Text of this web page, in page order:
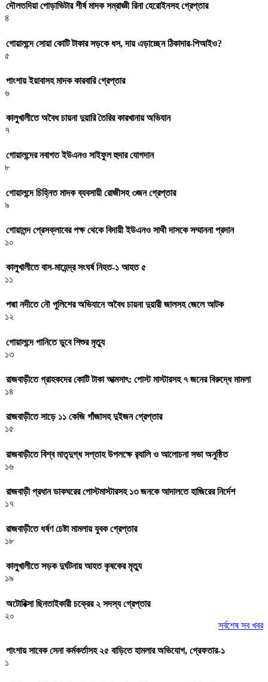
দৌলতদিয়া পোড়াভিটার শীর্ষ মাদক সম্রাজ্ঞী রিনা হেরোইনসহ গ্রেপ্তার
৪
গোয়ালন্দে সোয়া কোটি টাকার সড়কে ধস, দায় এড়াচ্ছেন ঠিকাদার-পিআইও?
৫
পাংশায় ইয়াবাসহ মাদক কারবারি গ্রেপ্তার
৬
কালুখালীতে অবৈধ চায়না দুয়ারি তৈরির কারখানায় অভিযান
৭
গোয়ালন্দের নবাগত ইউএনও সাইফুল হুদার যোগদান
৮
গোয়ালন্দে চিহ্নিত মাদক ব্যবসায়ী রোজীসহ ৩জন গ্রেপ্তার
৯
গোয়ালন্দ প্রেসক্লাবের পক্ষ থেকে বিদায়ী ইউএনও সাথী দাসকে সম্মাননা প্রদান
১০
কালুখালীতে বাস-মাহেন্দ্র সংঘর্ষ নিহত-১ আহত ৫
১১
পদ্মা নদীতে নৌ পুলিশের অভিযানে অবৈধ চায়না দুয়ারী জালসহ জেলে আটক
১২
গোয়ালন্দে পানিতে ডুবে শিশুর মৃত্যু
১৩
রাজবাড়ীতে গ্রাহকদের কোটি টাকা আত্মসাৎ: পোস্ট মাস্টারসহ ৭ জনের বিরুদ্ধে মামলা
১৪
রাজবাড়ীতে সাড়ে ১১ কেজি গাঁজাসহ দুইজন গ্রেপ্তার
১৫
রাজবাড়ীতে বিশ্ব মাতৃদুগ্ধ সপ্তাহ উপলক্ষে র‌্যালি ও আলোচনা সভা অনুষ্ঠিত
১৬
রাজবাড়ী প্রধান ডাকঘরের পোস্টমাস্টারসহ ১৩ জনকে আদালতে হাজিরের নির্দেশ
১৭
রাজবাড়ীতে ধর্ষণ চেষ্টা মামলায় যুবক গ্রেপ্তার
১৮
কালুখালীতে সড়ক দুর্ঘটনায় আহত কৃষকের মৃত্যু
১৯
অটোরিক্সা ছিনতাইকারী চক্রের ২ সদস্য গ্রেপ্তার
২০
সর্বশেষ সব খবর
পাংশায় সাবেক সেনা কর্মকর্তাসহ ২৫ বাড়িতে হামলার অভিযোগ, গ্রেফতার-১
১